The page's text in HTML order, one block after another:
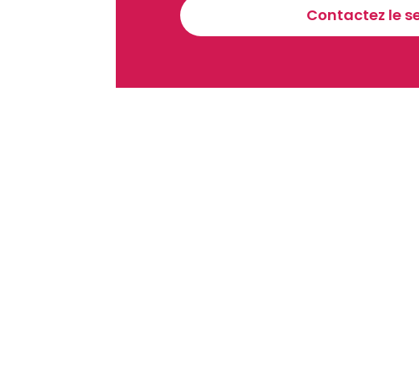
Contactez le
En vous inscrivant à la newsletter, vous acceptez de recevoir nos